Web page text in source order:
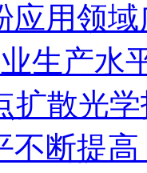
应用领
生产水
扩散光
不断提